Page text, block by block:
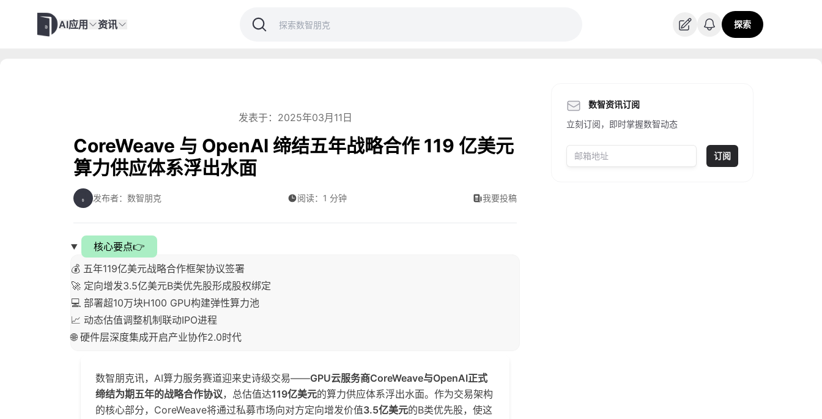
AI应用 资讯 探索
发表于：2025年03月11日
CoreWeave 与 OpenAI 缔结五年战略合作 119 亿美元
算力供应体系浮出水面
发布者：数智朋克 阅读：1 分钟 我要投稿
核心要点👉
💰 五年119亿美元战略合作框架协议签署
🚀 定向增发3.5亿美元B类优先股形成股权绑定
💻 部署超10万块H100 GPU构建弹性算力池
📈 动态估值调整机制联动IPO进程
🌐 硬件层深度集成开启产业协作2.0时代
数智朋克讯，AI算力服务赛道迎来史诗级交易——GPU云服务商CoreWeave与OpenAI正式
缔结为期五年的战略合作协议，总估值达119亿美元的算力供应体系浮出水面。作为交易架构
的核心部分，CoreWeave将通过私募市场向对方定向增发价值3.5亿美元的B类优先股，使这
数智资讯订阅
立刻订阅，即时掌握数智动态
订阅